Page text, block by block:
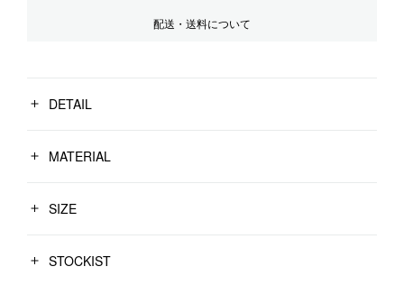
配送・送料について
DETAIL
MATERIAL
SIZE
STOCKIST